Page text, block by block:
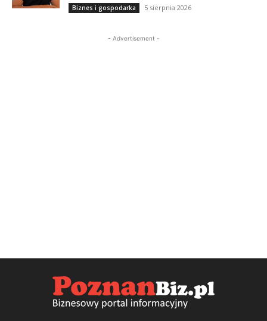
Biznes i gospodarka 5 sierpnia 2026
- Advertisement -